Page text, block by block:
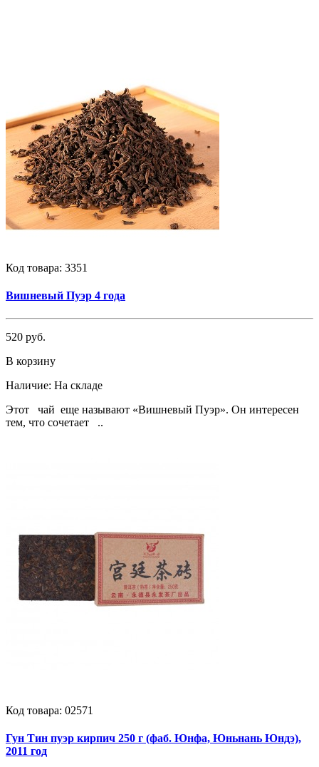
Код товара: 3351
Вишневый Пуэр 4 года
520 руб.
В корзину
Наличие: На складе
Этот чай еще называют «Вишневый Пуэр». Он интересен
тем, что сочетает ..
Код товара: 02571
Гун Тин пуэр кирпич 250 г (фаб. Юнфа, Юньнань Юндэ),
2011 год